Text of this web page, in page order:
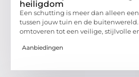
heiligdom
Een schutting is meer dan alleen
tussen jouw tuin en de
omtoveren tot een veilige, stijlvolle
Aanbiedingen